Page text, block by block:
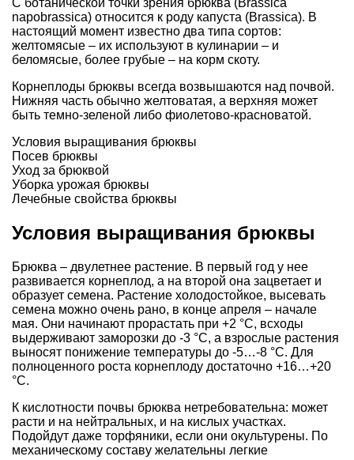
napobrassica) относится к роду капуста (Brassica). В
настоящий момент известно два типа сортов:
желтомясые – их используют в кулинарии – и
беломясые, более грубые – на корм скоту.
Корнеплоды брюквы всегда возвышаются над почвой.
Нижняя часть обычно желтоватая, а верхняя может
быть темно-зеленой либо фиолетово-красноватой.
Условия выращивания брюквы
Посев брюквы
Уход за брюквой
Уборка урожая брюквы
Лечебные свойства брюквы
Условия выращивания брюквы
Брюква – двулетнее растение. В первый год у нее
развивается корнеплод, а на второй она зацветает и
образует семена. Растение холодостойкое, высевать
семена можно очень рано, в конце апреля – начале
мая. Они начинают прорастать при +2 °С, всходы
выдерживают заморозки до -3 °С, а взрослые растения
выносят понижение температуры до -5…-8 °С. Для
полноценного роста корнеплоду достаточно +16…+20
°С.
К кислотности почвы брюква нетребовательна: может
расти и на нейтральных, и на кислых участках.
Подойдут даже торфяники, если они окультурены. По
механическому составу желательны легкие